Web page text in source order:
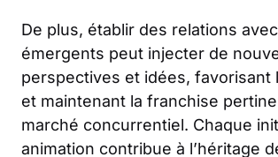
De plus, établir des relations
émergents peut injecter de
perspectives et idées, favorisant
et maintenant la franchise
marché concurrentiel. Chaque
animation contribue à l’héritage